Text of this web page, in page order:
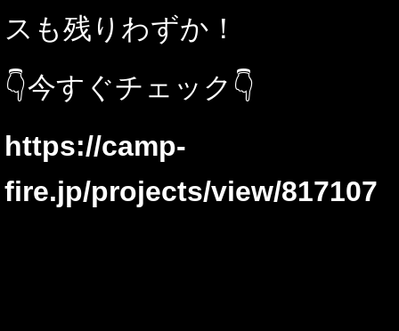
スも残りわずか！
👇今すぐチェック👇
https://camp-
fire.jp/projects/view/817107